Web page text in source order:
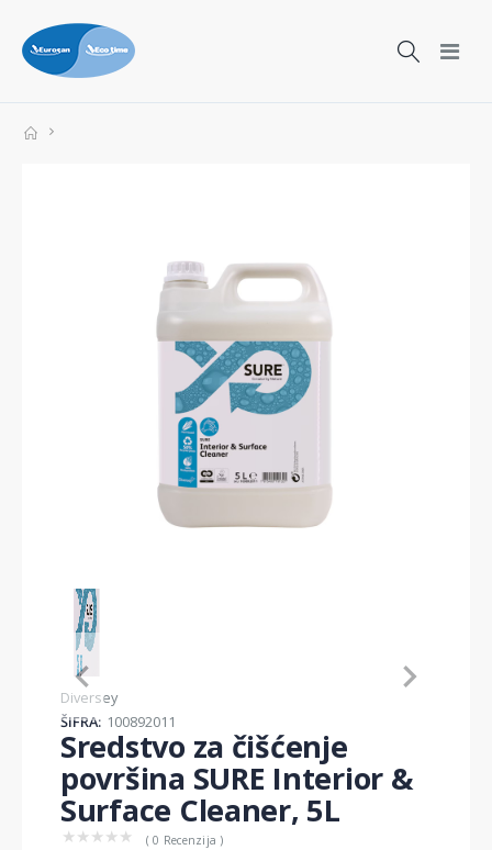
Item
1
of
1
Diversey
ŠIFRA: 100892011
Sredstvo za čišćenje
površina SURE Interior &
Surface Cleaner, 5L
★ ★ ★ ★ ★ ( 0 Recenzija )